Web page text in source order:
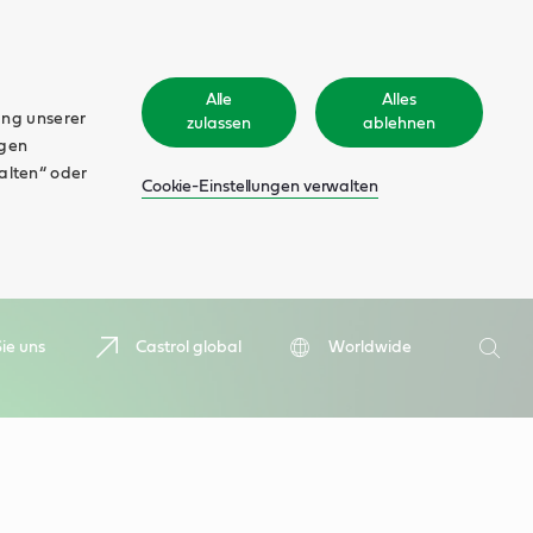
unserer
oder
Alle
zulassen
Alles
ablehnen
Cookie-Einstellungen verwalten
uns Castrol global
Worldwide
Suche